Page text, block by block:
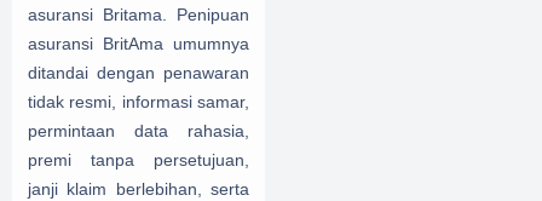
asuransi Britama. Penipuan
asuransi BritAma umumnya
ditandai dengan penawaran
tidak resmi, informasi samar,
permintaan data rahasia,
premi tanpa persetujuan,
janji klaim berlebihan, serta